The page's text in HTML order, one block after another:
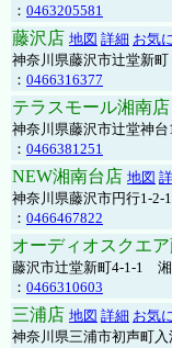
： 0463205581
藤沢店 地図 詳細 お気
神奈川県藤沢市辻堂新町
： 0466316377
テラスモール湘南店
神奈川県藤沢市辻堂神
： 0466381251
NEW湘南台店 地図
神奈川県藤沢市円行1-2-1
： 0466467822
オーディオスクエア
藤沢市辻堂新町4-1-1 湘
： 0466310603
三浦店 地図 詳細 お気
神奈川県三浦市初声町入